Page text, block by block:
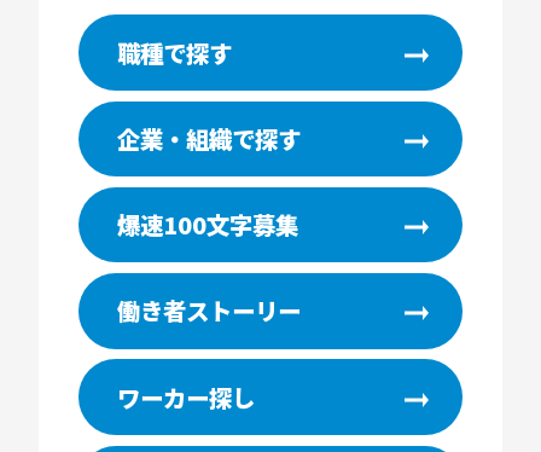
職種で探す
企業・組織で探す
爆速100文字募集
働き者ストーリー
ワーカー探し